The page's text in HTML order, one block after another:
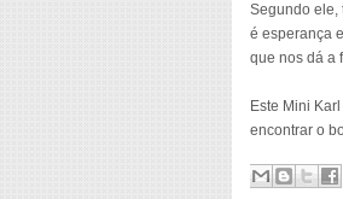
Segundo ele,
é esperança
que nos dá a
Este Mini
encontrar o